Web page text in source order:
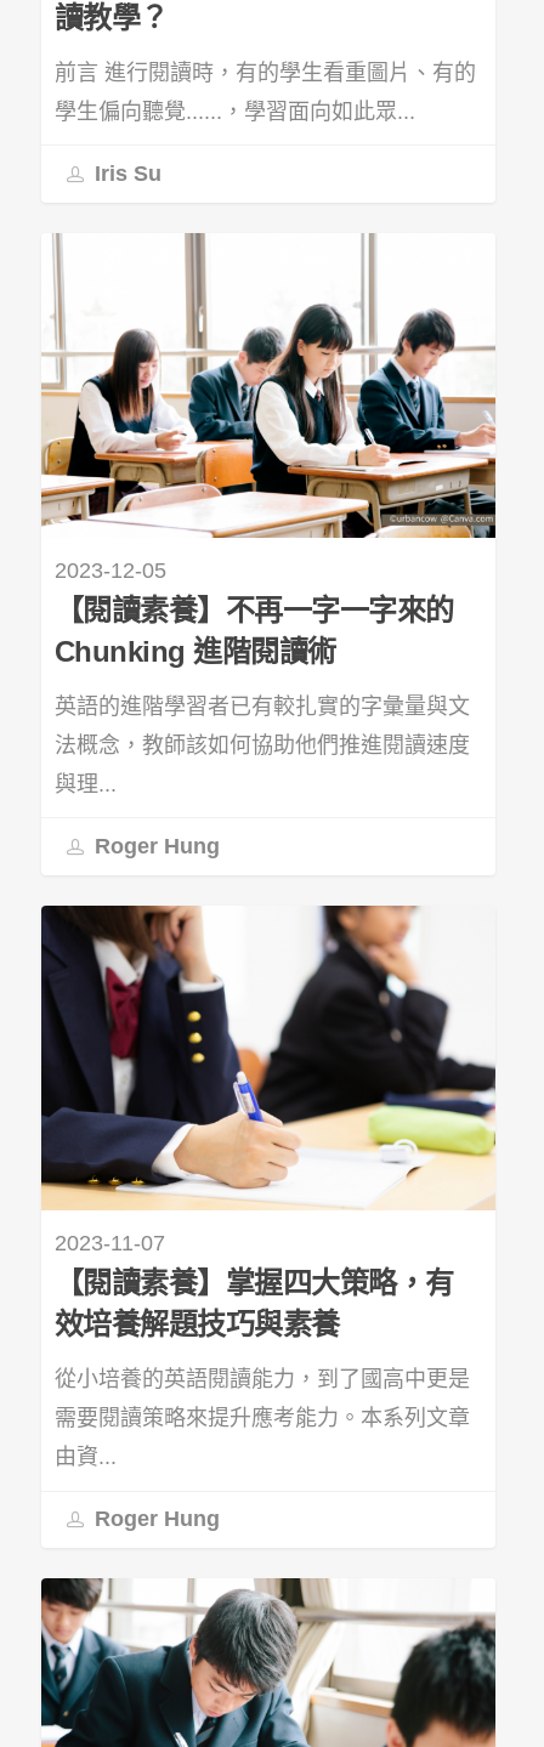
讀教學？
前言 進行閱讀時，有的學生看重圖片、有的
學生偏向聽覺......，學習面向如此眾...
Iris Su
2023-12-05
【閱讀素養】不再一字一字來的
Chunking 進階閱讀術
英語的進階學習者已有較扎實的字彙量與文
法概念，教師該如何協助他們推進閱讀速度
與理...
Roger Hung
2023-11-07
【閱讀素養】掌握四大策略，有
效培養解題技巧與素養
從小培養的英語閱讀能力，到了國高中更是
需要閱讀策略來提升應考能力。本系列文章
由資...
Roger Hung